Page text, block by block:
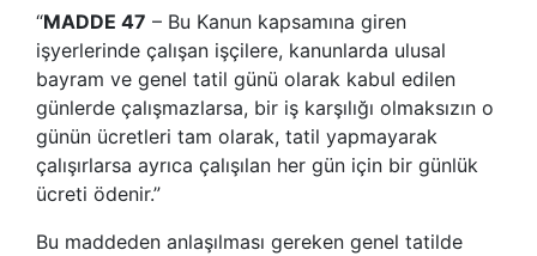
“MADDE 47 – Bu Kanun kapsamına giren
işyerlerinde çalışan işçilere, kanunlarda ulusal
bayram ve genel tatil günü olarak kabul edilen
günlerde çalışmazlarsa, bir iş karşılığı olmaksızın o
günün ücretleri tam olarak, tatil yapmayarak
çalışırlarsa ayrıca çalışılan her gün için bir günlük
ücreti ödenir.”
Bu maddeden anlaşılması gereken genel tatilde